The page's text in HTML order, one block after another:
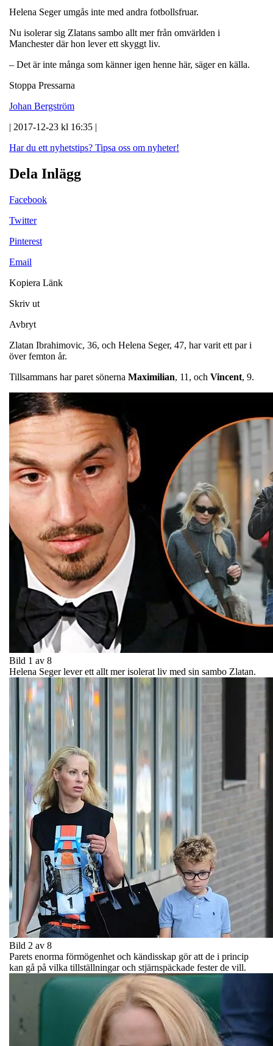
Helena Seger umgås inte med andra fotbollsfruar.
Nu isolerar sig Zlatans sambo allt mer från omvärlden i
Manchester där hon lever ett skyggt liv.
– Det är inte många som känner igen henne här, säger en källa.
Stoppa Pressarna
Johan Bergström
| 2017-12-23 kl 16:35 |
Har du ett nyhetstips? Tipsa oss om nyheter!
Dela Inlägg
Facebook
Twitter
Pinterest
Email
Kopiera Länk
Skriv ut
Avbryt
Zlatan Ibrahimovic, 36, och Helena Seger, 47, har varit ett par i
över femton år.
Tillsammans har paret sönerna Maximilian, 11, och Vincent, 9.
Bild 1 av 8
Helena Seger lever ett allt mer isolerat liv med sin sambo Zlatan.
Bild 2 av 8
Parets enorma förmögenhet och kändisskap gör att de i princip
kan gå på vilka tillställningar och stjärnspäckade fester de vill.